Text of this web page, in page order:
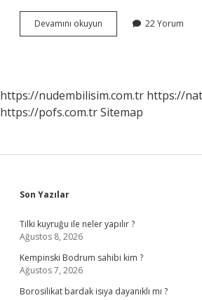
Devamını okuyun
Türkçe
22 Yorum
https://nudembilisim.com.tr https://
https://pofs.com.trSitemap
Sidebar
Son Yazılar
Tilki kuyruğu ile neler yapılır ?
Ağustos 8, 2026
Kempinski Bodrum sahibi kim ?
Ağustos 7, 2026
Borosilikat bardak isıya dayanıklı mı ?